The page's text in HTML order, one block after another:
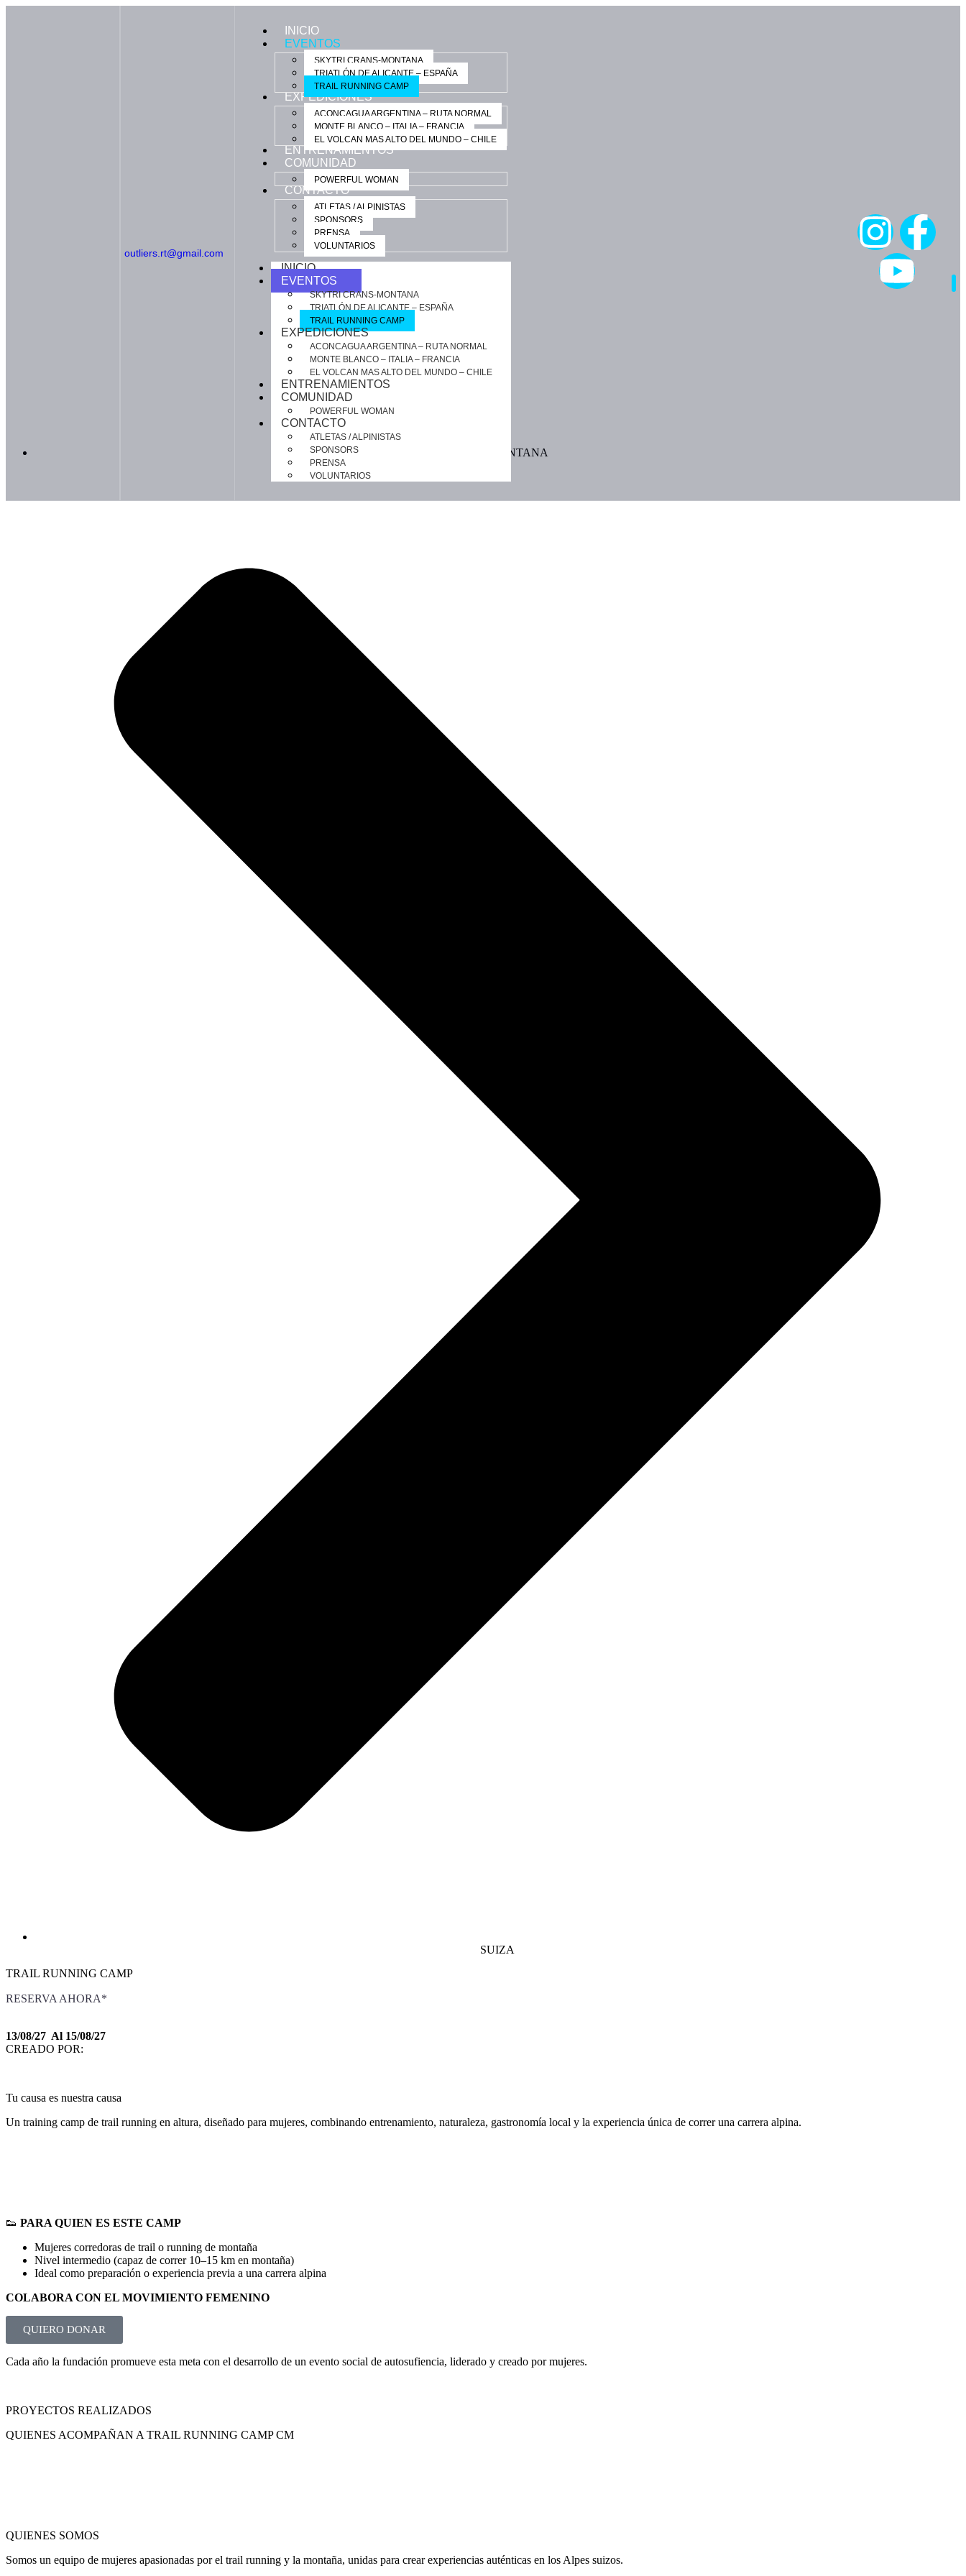
outliers.rt@gmail.com
INICIO
EVENTOS
SKYTRI CRANS-MONTANA
TRIATLÓN DE ALICANTE – ESPAÑA
TRAIL RUNNING CAMP
EXPEDICIONES
ACONCAGUA ARGENTINA – RUTA NORMAL
MONTE BLANCO – ITALIA – FRANCIA
EL VOLCAN MAS ALTO DEL MUNDO – CHILE
ENTRENAMIENTOS
COMUNIDAD
POWERFUL WOMAN
CONTACTO
ATLETAS / ALPINISTAS
SPONSORS
PRENSA
VOLUNTARIOS
INICIO
EVENTOS
SKYTRI CRANS-MONTANA
TRIATLÓN DE ALICANTE – ESPAÑA
TRAIL RUNNING CAMP
EXPEDICIONES
ACONCAGUA ARGENTINA – RUTA NORMAL
MONTE BLANCO – ITALIA – FRANCIA
EL VOLCAN MAS ALTO DEL MUNDO – CHILE
ENTRENAMIENTOS
COMUNIDAD
POWERFUL WOMAN
CONTACTO
ATLETAS / ALPINISTAS
SPONSORS
PRENSA
VOLUNTARIOS
CRANS MONTANA
SUIZA
TRAIL RUNNING CAMP
RESERVA AHORA*
13/08/27 Al 15/08/27
CREADO POR:
Tu causa es nuestra causa
Un training camp de trail running en altura, diseñado para mujeres, combinando entrenamiento, naturaleza, gastronomía local y la experiencia única de correr una carrera alpina.
👟 PARA QUIEN ES ESTE CAMP
Mujeres corredoras de trail o running de montaña
Nivel intermedio (capaz de correr 10–15 km en montaña)
Ideal como preparación o experiencia previa a una carrera alpina
COLABORA CON EL MOVIMIENTO FEMENINO
QUIERO DONAR
Cada año la fundación promueve esta meta con el desarrollo de un evento social de autosufiencia, liderado y creado por mujeres.
PROYECTOS REALIZADOS
QUIENES ACOMPAÑAN A TRAIL RUNNING CAMP CM
QUIENES SOMOS
Somos un equipo de mujeres apasionadas por el trail running y la montaña, unidas para crear experiencias auténticas en los Alpes suizos.